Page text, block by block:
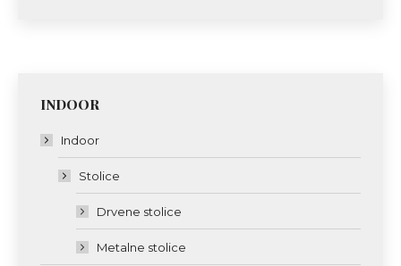
INDOOR
Indoor
Stolice
Drvene stolice
Metalne stolice